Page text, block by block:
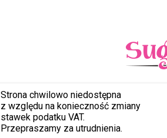
Strona chwilowo niedostępna
z względu na konieczność zmiany
stawek podatku VAT.
Przepraszamy za utrudnienia.